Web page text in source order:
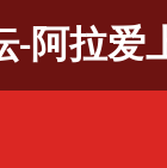
-阿拉爱